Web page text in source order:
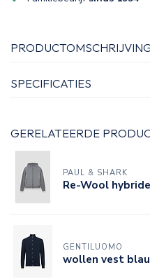
SPECIFICATIES
GERELATEERDE
PAUL & SHARK
Re-Wool
GENTILUOMO
wollen vest